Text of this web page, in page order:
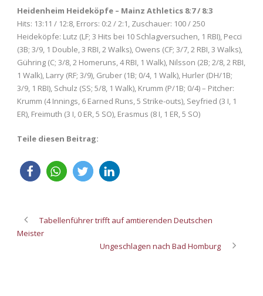
Heidenheim Heideköpfe – Mainz Athletics 8:7 / 8:3
Hits: 13:11 / 12:8, Errors: 0:2 / 2:1, Zuschauer: 100 / 250
Heideköpfe: Lutz (LF; 3 Hits bei 10 Schlagversuchen, 1 RBI), Pecci
(3B; 3/9, 1 Double, 3 RBI, 2 Walks), Owens (CF; 3/7, 2 RBI, 3 Walks),
Gühring (C; 3/8, 2 Homeruns, 4 RBI, 1 Walk), Nilsson (2B; 2/8, 2 RBI,
1 Walk), Larry (RF; 3/9), Gruber (1B; 0/4, 1 Walk), Hurler (DH/1B;
3/9, 1 RBI), Schulz (SS; 5/8, 1 Walk), Krumm (P/1B; 0/4) – Pitcher:
Krumm (4 Innings, 6 Earned Runs, 5 Strike-outs), Seyfried (3 I, 1
ER), Freimuth (3 I, 0 ER, 5 SO), Erasmus (8 I, 1 ER, 5 SO)
Teile diesen Beitrag:
Tabellenführer trifft auf amtierenden Deutschen
Meister
Ungeschlagen nach Bad Homburg